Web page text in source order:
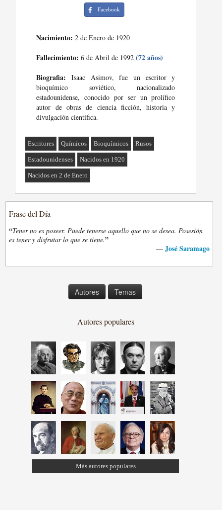
Facebook
Nacimiento: 2 de Enero de 1920
Fallecimiento: 6 de Abril de 1992(72 años)
Biografia: Isaac Asimov, fue un escritor y
bioquímico soviético, nacionalizado
estadounidense, conocido por ser un prolífico
autor de obras de ciencia ficción, historia y
divulgación científica.
Escritores Químicos Bioquímicos Rusos
Estadounidenses Nacidos en 1920
Nacidos en 2 de Enero
Frase del Día
“Tener no es poseer. Puede tenerse aquello que no se desea. Posesión
es tener y disfrutar lo que se tiene.”
— José Saramago
Autores Temas
Autores populares
Más autores populares